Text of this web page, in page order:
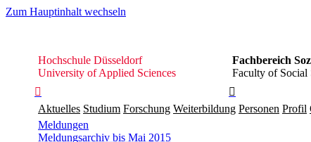
Zum Hauptinhalt wechseln
Hochschule
Düsseldorf
Hochschule Düsseldorf
University of Applied Sciences
Fachbereich
Faculty of Social


Aktuelles Studium Forschung Weiterbildung Personen Profil
Meldungen
Meldungsarchiv bis Mai 2015